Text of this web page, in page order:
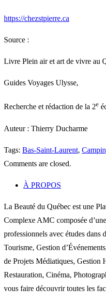
https://chezstpierre.ca
Source :
Livre Plein air et art de vivre au
Guides Voyages Ulysse,
Recherche et rédaction de la 2e
Auteur : Thierry Ducharme
Tags: Bas-Saint-Laurent,
Comments are closed.
À PROPOS
La Beauté du Québec est une
Complexe AMC composée
professionnels avec études dans
Tourisme, Gestion
de Projets Médiatiques, Gestion
Restauration, Cinéma,
vous faire découvrir toutes les